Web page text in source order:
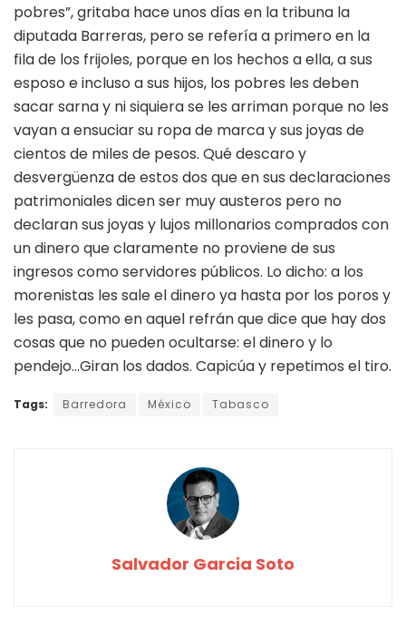
pobres”, gritaba hace unos días en la tribuna la
diputada Barreras, pero se refería a primero en la
fila de los frijoles, porque en los hechos a ella, a sus
esposo e incluso a sus hijos, los pobres les deben
sacar sarna y ni siquiera se les arriman porque no les
vayan a ensuciar su ropa de marca y sus joyas de
cientos de miles de pesos. Qué descaro y
desvergüenza de estos dos que en sus declaraciones
patrimoniales dicen ser muy austeros pero no
declaran sus joyas y lujos millonarios comprados con
un dinero que claramente no proviene de sus
ingresos como servidores públicos. Lo dicho: a los
morenistas les sale el dinero ya hasta por los poros y
les pasa, como en aquel refrán que dice que hay dos
cosas que no pueden ocultarse: el dinero y lo
pendejo…Giran los dados. Capicúa y repetimos el tiro.
Tags: Barredora México Tabasco
Salvador Garcia Soto